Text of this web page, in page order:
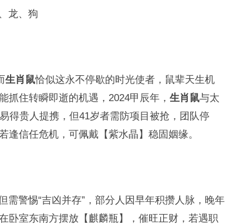
龙、狗
生肖鼠恰似这永不停歇的时光使者，鼠辈天生机
抓住转瞬即逝的机遇，2024甲辰年， 生肖鼠与太
得贵人提携，但41岁者需防项目被抢，团队停
逢信任危机，可佩戴【紫水晶】稳固姻缘。
需警惕“吉凶并存”，部分人因早年积攒人脉，晚年
卧室东南方摆放【麒麟瓶】，催旺正财，若遇职